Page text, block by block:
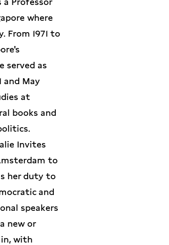
where
From 1971 to
served as
and May
at
books and
Invites
to
her duty to
and
speakers
new or
with